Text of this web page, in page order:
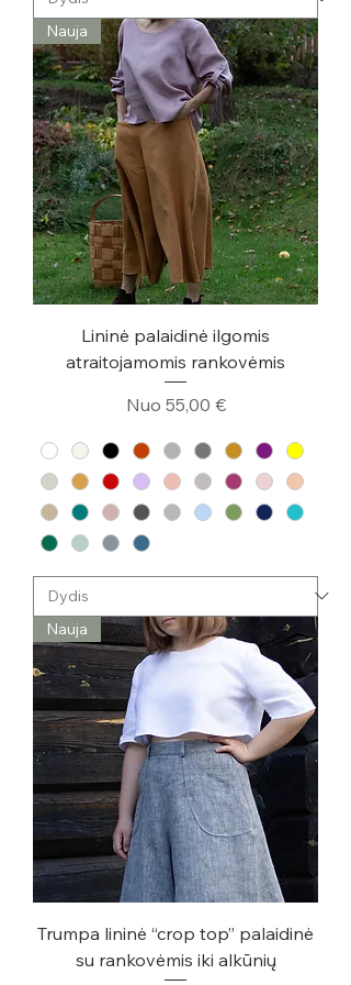
Nauja
Lininė palaidinė ilgomis
atraitojamomis rankovėmis
Nuo 55,00 €
Pardavimo kaina
Nauja
Trumpa lininė “crop top” palaidinė
su rankovėmis iki alkūnių